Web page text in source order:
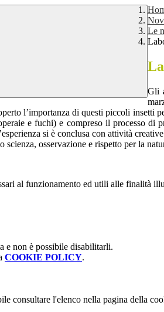
Le
Gli
l’importanza di questi piccoli insetti
e fuchi) e compreso il processo
si è conclusa con attività
osservazione e rispetto per la
al funzionamento ed utili alle finalità
e non è possibile disabilitarli.
COOKIE POLICY.
consultare l'elenco nella pagina della